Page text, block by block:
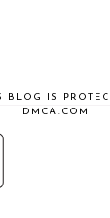
BLOG IS
DMCA.COM